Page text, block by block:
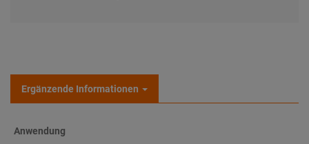
Ergänzende Informationen
Anwendung